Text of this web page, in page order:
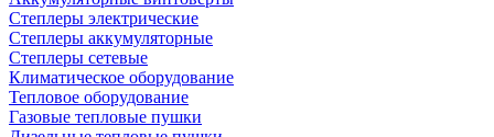
Степлеры электрические
Степлеры аккумуляторные
Степлеры сетевые
Климатическое оборудование
Тепловое оборудование
Газовые тепловые пушки